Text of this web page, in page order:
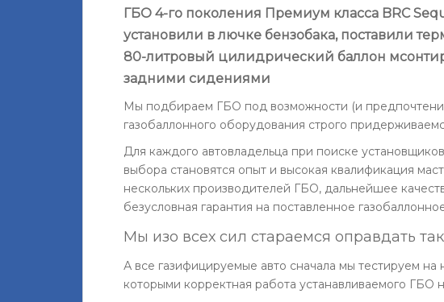
ГБО 4-го поколения Премиум класса BRC
установили в лючке бензобака, поставили
80-литровый цилидрический баллон
задними сидениями
Мы подбираем ГБО под возможности (и
газобаллонного оборудования строго
Для каждого автовладельца при поиске
выбора становятся опыт и высокая квалификация
нескольких производителей ГБО, дальнейшее
безусловная гарантия на поставленное
Мы изо всех сил стараемся оправдать
А все газифицируемые авто сначала мы тестируем на
которыми корректная работа устанавливаемого ГБО